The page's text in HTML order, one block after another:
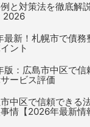
と対策法を徹底解
2026
最新！札幌市で債
ント
版：広島市中区で
ービス評価
中区で信頼できる
情【2026年最新情